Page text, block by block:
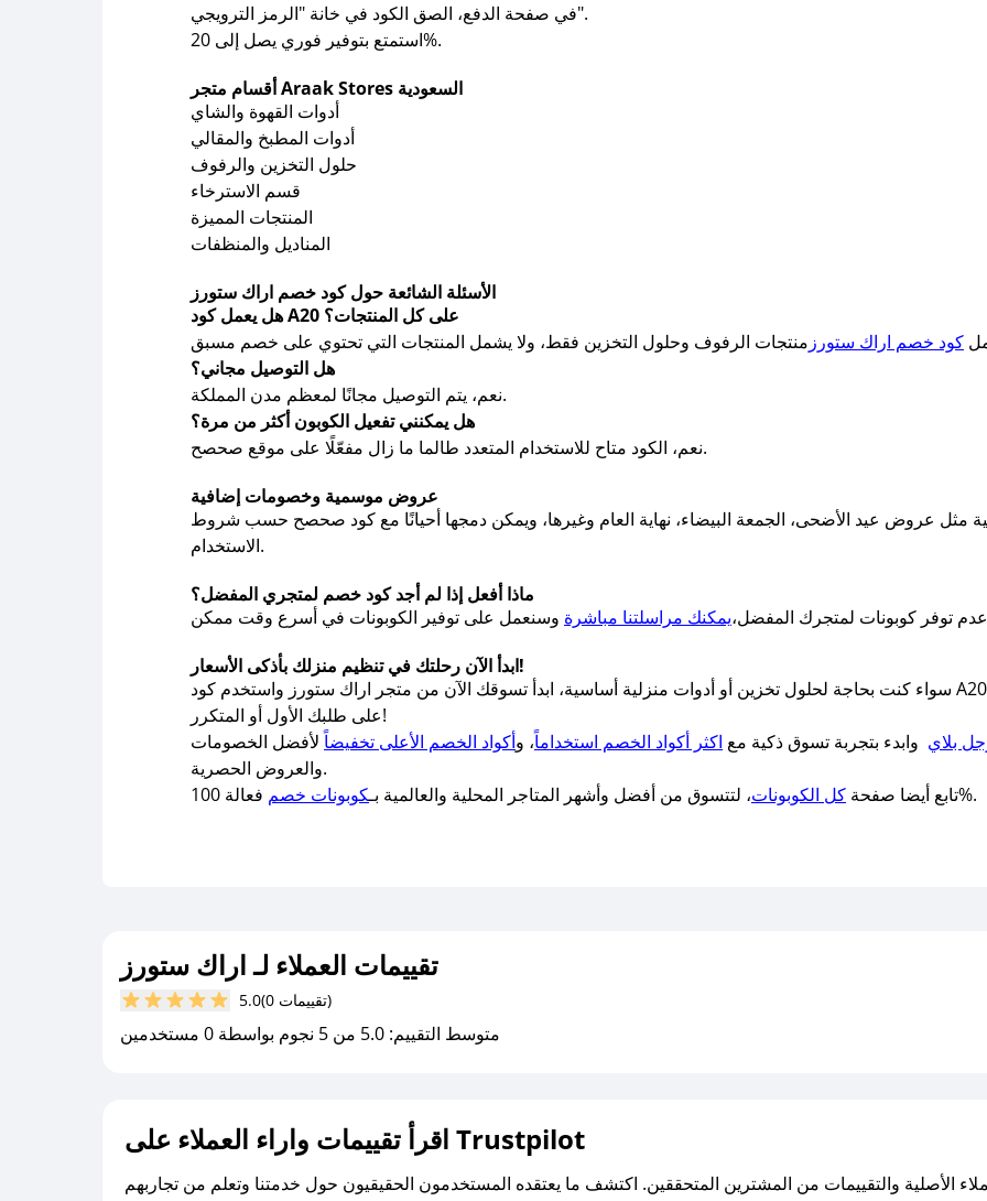
في صفحة الدفع، الصق الكود في خانة "الرمز الترويجي".
استمتع بتوفير فوري يصل إلى 20%.
أقسام متجر Araak Stores السعودية
أدوات القهوة والشاي
أدوات المطبخ والمقالي
حلول التخزين والرفوف
قسم الاسترخاء
المنتجات المميزة
المناديل والمنظفات
الأسئلة الشائعة حول كود خصم اراك ستورز
هل يعمل كود A20 على كل المنتجات؟
كود خصم اراك ستورز
هل التوصيل مجاني؟
نعم، يتم التوصيل مجانًا لمعظم مدن المملكة.
هل يمكنني تفعيل الكوبون أكثر من مرة؟
نعم، الكود متاح للاستخدام المتعدد طالما ما زال مفعّلًا على موقع صحصح.
عروض موسمية وخصومات إضافية
عروض عيد الأضحى، الجمعة البيضاء، نهاية العام وغيرها، ويمكن دمجها أحيانًا مع كود صحصح حسب شروط
الاستخدام.
ماذا أفعل إذا لم أجد كود خصم لمتجري المفضل؟
توفر كوبونات لمتجرك المفضل،يمكنك مراسلتنا مباشرة
ابدأ الآن رحلتك في تنظيم منزلك بأذكى الأسعار!
سواء كنت بحاجة لحلول تخزين أو أدوات منزلية أساسية، ابدأ تسوقك الآن من متجر اراك ستورز واستخدم كود A20 من موقع صحصح، لتوفير يصل حتى 20%
على طلبك الأول أو المتكرر!
بلاي وابدء بتجربة تسوق ذكية مع اكثر أكواد الخصم استخداماً، وأكواد الخصم الأعلى تخفيضاًلأفضل الخصومات
والعروض الحصرية.
تابع أيضا صفحة كل الكوبونات، لتتسوق من أفضل وأشهر المتاجر المحلية والعالمية بـكوبونات خصم فعالة 100%.
تقييمات العملاء لـ اراك ستورز
5.0 (0 تقييمات)
متوسط التقييم: 5.0 من 5 نجوم بواسطة 0 مستخدمين
اقرأ تقييمات واراء العملاء على Trustpilot